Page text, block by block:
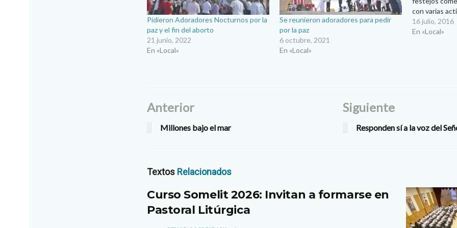
Pidieron Adoradores Nocturnos por la
paz y el fin del aborto
21 junio, 2022
En «Local»
Se reunieron adoradores para pedir
por la paz
6 octubre, 2021
En «Local»
con varias
Fiesta
motivo de la
16 julio, 2016
En «Local»
Anterior
Millones bajo el mar
Siguiente
Responden sí a la voz del
Textos Relacionados
Curso Somelit 2026: Invitan a formarse en
Pastoral Litúrgica